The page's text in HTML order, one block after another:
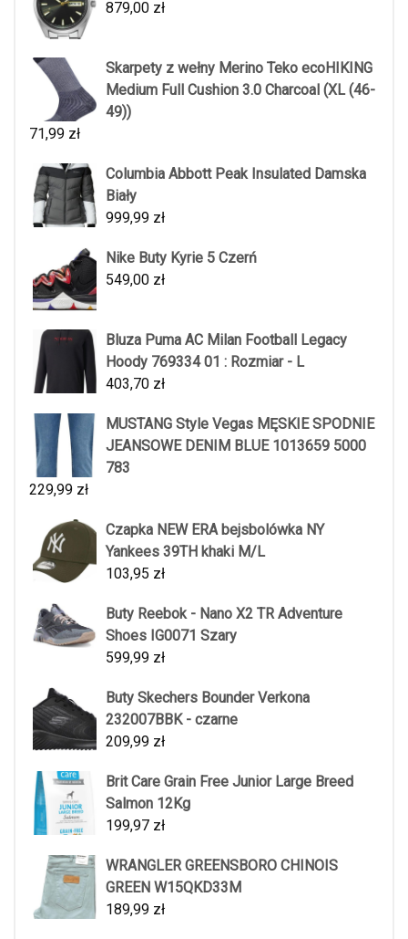
879,00 zł
Skarpety z wełny Merino Teko ecoHIKING
Medium Full Cushion 3.0 Charcoal (XL (46-
49))
71,99 zł
Columbia Abbott Peak Insulated Damska
Biały
999,99 zł
Nike Buty Kyrie 5 Czerń
549,00 zł
Bluza Puma AC Milan Football Legacy
Hoody 769334 01 : Rozmiar - L
403,70 zł
MUSTANG Style Vegas MĘSKIE SPODNIE
JEANSOWE DENIM BLUE 1013659 5000
783
229,99 zł
Czapka NEW ERA bejsbolówka NY
Yankees 39TH khaki M/L
103,95 zł
Buty Reebok - Nano X2 TR Adventure
Shoes IG0071 Szary
599,99 zł
Buty Skechers Bounder Verkona
232007BBK - czarne
209,99 zł
Brit Care Grain Free Junior Large Breed
Salmon 12Kg
199,97 zł
WRANGLER GREENSBORO CHINOIS
GREEN W15QKD33M
189,99 zł